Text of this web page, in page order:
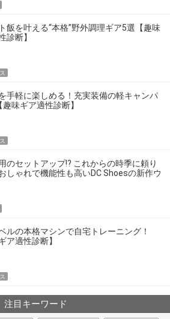
飯を叶える“本格”野外調理ギア5選【趣味
診断】
手軽に楽しめる！充実装備の軽キャンパ
味ギア適性診断】
のセットアップ!? これからの時季に頼り
しゃれで機能性も高いDC Shoesの新作ウ
ルの本格マシンで自宅トレーニング！
ア適性診断】
注目キーワード